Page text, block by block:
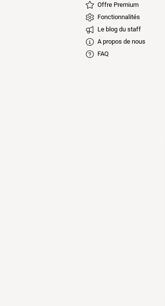
Offre Premium
Fonctionnalités
Le blog du staff
A propos de nous
FAQ